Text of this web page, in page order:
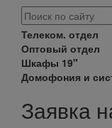
Телеком. отдел
Оптовый отдел
Шкафы 19"
Домофония и
Заявка